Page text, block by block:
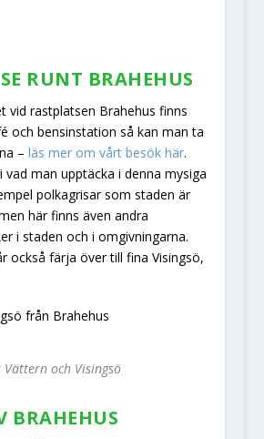
RUNT BRAHEHUS
vid rastplatsen Brahehus finns
och bensinstation så kan man ta
– läs mer om vårt besök här.
vad man upptäcka i denna mysiga
polkagrisar som staden är
här finns även andra
i staden och i omgivningarna.
också färja över till fina Visingsö,
och Visingsö
BRAHEHUS